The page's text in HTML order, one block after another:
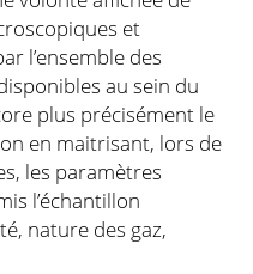
et
l’ensemble des
au sein du
plus précisément le
en maitrisant, lors de
les paramètres
l’échantillon
nature des gaz,